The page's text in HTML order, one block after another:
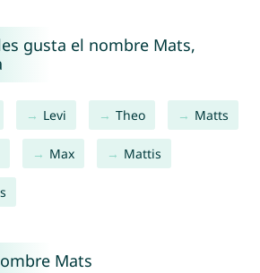
gusta el nombre Mats,
Levi Theo Matts
Max Mattis
Mats